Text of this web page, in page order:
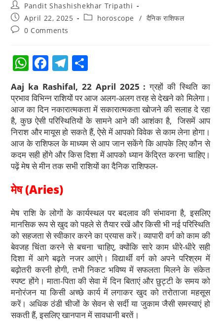
Pandit Shashishekhar Tripathi
April 22, 2025
horoscope / दैनिक राशिफल
0 Comments
W
h
at
s
A
p
p
F
a
c
e
b
o
o
k
T
el
e
gr
a
m
h
ar
e
Aaj ka Rashifal, 22 April 2025 : ग्रहों की स्थिति का
प्रभाव विभिन्न राशियों पर आज अलग-अलग तरह से देखने को मिलेगा।
आज का दिन नकारात्मकता में सकारात्मकता खोजने की सलाह दे रहा
है, कुछ ऐसी परिस्थितियों के सामने आने की आशंका है, जिसमें आप
निराश और मायूस हो सकते हैं, ऐसे में आपको विवेक से काम लेना होगा।
आज के राशिफल के माध्यम से आप जान सकेंगे कि आपके लिए कौन से
कदम सही होंगे और किस दिशा में आपको ध्यान केंद्रित करना चाहिए।
पढ़ें मेष से मीन तक सभी राशियों का दैनिक राशिफल-
मेष (Aries)
मेष राशि के लोगों के कार्यस्थल पर बदलाव की संभावना है, इसलिए
मानसिक रूप से खुद को पहले से तैयार रखें और किसी भी नई परिस्थिति
को सहजता से स्वीकार करने का प्रयास करें। व्यापारी वर्ग को काम की
बेवजह चिंता करने से बचना चाहिए, क्योंकि सारे काम धीरे-धीरे सही
दिशा में आगे बढ़ते नजर आएंगे। विद्यार्थी वर्ग को अपने परिश्रम में
बढ़ोतरी करनी होगी, तभी निकट भविष्य में सफलता मिलने के संकेत
स्पष्ट होंगे। माता-पिता की सेवा में दिन बिताएं और छुट्टी के समय को
मनोरंजन या किसी अच्छे कार्य में लगाकर खुद को तरोताजा महसूस
करें। अधिक ठंडी चीजों के सेवन से सर्दी या जुकाम जैसी समस्याएं हो
सकती हैं, इसलिए खानपान में सावधानी बरतें।